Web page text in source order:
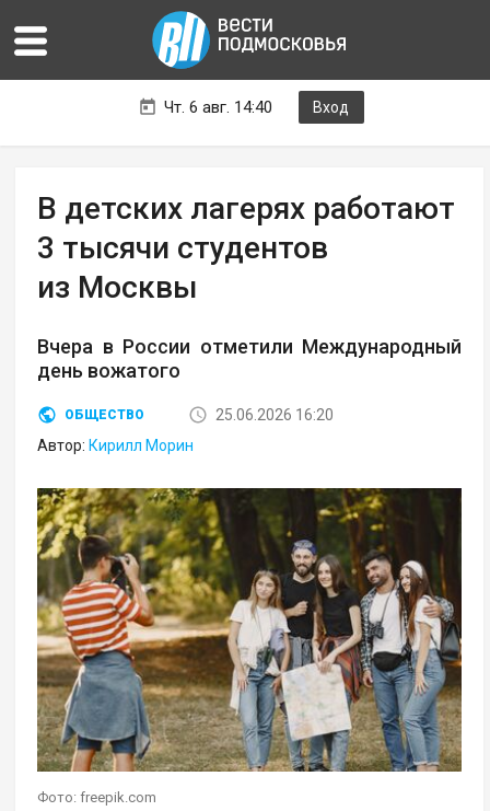
Чт. 6 авг. 14:40 Вход
В детских лагерях работают
3 тысячи студентов
из Москвы
Вчера в России отметили Международный
день вожатого
ОБЩЕСТВО
25.06.2026 16:20
Автор: Кирилл Морин
Фото: freepik.com